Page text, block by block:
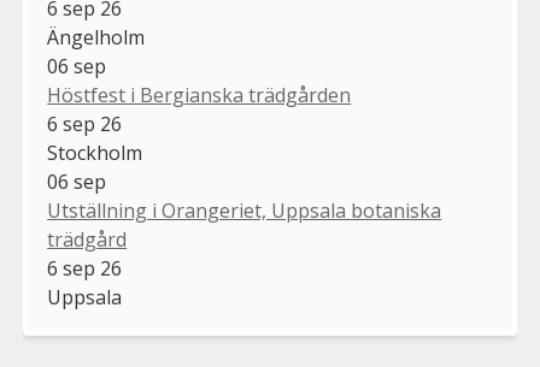
6 sep 26
Ängelholm
06 sep
Höstfest i Bergianska trädgården
6 sep 26
Stockholm
06 sep
Utställning i Orangeriet, Uppsala botaniska
trädgård
6 sep 26
Uppsala